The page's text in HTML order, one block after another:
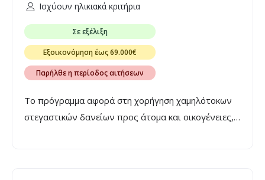
Ισχύουν ηλικιακά κριτήρια
Σε εξέλιξη
Εξοικονόμηση έως 69.000€
Παρήλθε η περίοδος αιτήσεων
Το πρόγραμμα αφορά στη χορήγηση χαμηλότοκων
στεγαστικών δανείων προς άτομα και οικογένειες,